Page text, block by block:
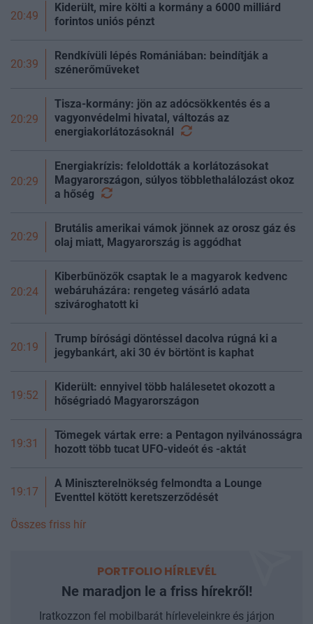
20:49
Kiderült, mire költi a kormány a 6000 milliárd
forintos uniós pénzt
20:39
Rendkívüli lépés Romániában: beindítják a
szénerőműveket
20:29
Tisza-kormány: jön az adócsökkentés és a
vagyonvédelmi hivatal, változás az
energiakorlátozásoknál
20:29
Energiakrízis: feloldották a korlátozásokat
Magyarországon, súlyos többlethalálozást okoz
a hőség
20:29
Brutális amerikai vámok jönnek az orosz gáz és
olaj miatt, Magyarország is aggódhat
20:24
Kiberbűnözők csaptak le a magyarok kedvenc
webáruházára: rengeteg vásárló adata
szivároghatott ki
20:19
Trump bírósági döntéssel dacolva rúgná ki a
jegybankárt, aki 30 év börtönt is kaphat
19:52
Kiderült: ennyivel több halálesetet okozott a
hőségriadó Magyarországon
19:31
Tömegek vártak erre: a Pentagon nyilvánosságra
hozott több tucat UFO-videót és -aktát
19:17
A Miniszterelnökség felmondta a Lounge
Eventtel kötött keretszerződését
Összes friss hír
PORTFOLIO HÍRLEVÉL
Ne maradjon le a friss hírekről!
Iratkozzon fel mobilbarát hírleveleinkre és járjon